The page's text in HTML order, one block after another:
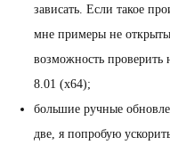
зависать. Если такое
мне примеры не
возможность
8.01 (x64);
большие ручные
две, я попробую